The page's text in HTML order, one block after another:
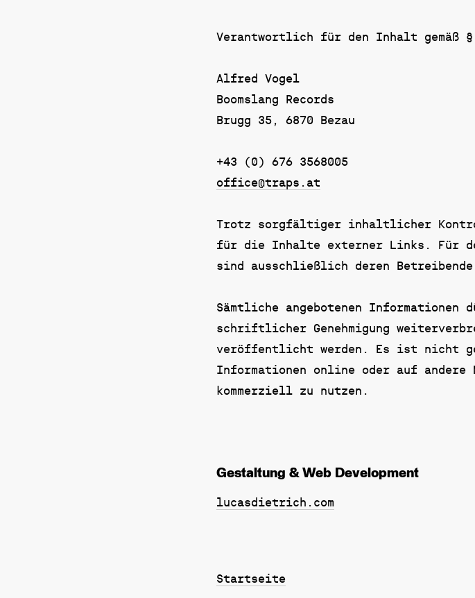
Verantwortlich für den Inhalt gemäß §
Alfred Vogel
Boomslang Records
Brugg 35, 6870 Bezau
+43 (0) 676 3568005
office@traps.at
Trotz sorgfältiger inhaltlicher
für die Inhalte externer Links. Für
sind ausschließlich deren
Sämtliche angebotenen Informationen
schriftlicher Genehmigung
veröffentlicht werden. Es ist nicht
Informationen online oder auf andere
kommerziell zu nutzen.
Gestaltung & Web Development
lucasdietrich.com
Startseite